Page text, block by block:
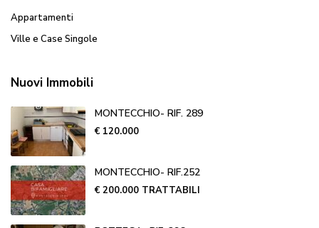
Appartamenti
Ville e Case Singole
Nuovi Immobili
MONTECCHIO- RIF. 289
€ 120.000
MONTECCHIO- RIF.252
€ 200.000 TRATTABILI